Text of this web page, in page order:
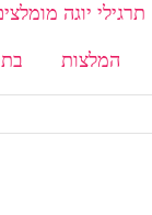
תרגילי יוגה
המלצות